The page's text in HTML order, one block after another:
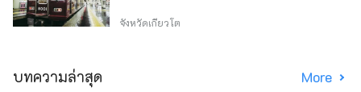
จังหวัดเกียวโต
บทความล่าสุด More